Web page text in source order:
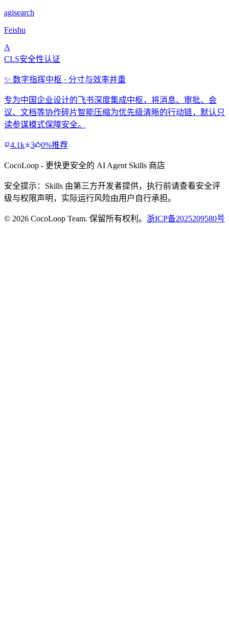
agisearch
Feishu
A
CLS安全性认证
✨ 数字指挥中枢 · 分寸与效率并重
专为中国企业设计的飞书深度集成中枢，将消息、审批、会
议、文档等协作碎片智能压缩为优先级清晰的行动链，默认只
读参谋模式保障安全。
4.1k 3 0%推荐
CocoLoop - 更快更安全的 AI Agent Skills 商店
安全提示：Skills 由第三方开发者提供，执行前请查看安全评
级与权限声明，实际运行风险由用户自行承担。
© 2026 CocoLoop Team. 保留所有权利。 浙ICP备2025209580号